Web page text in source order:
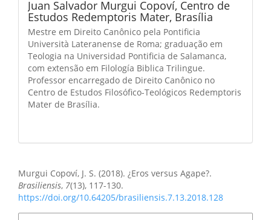
Juan Salvador Murgui Copoví, Centro de
Estudos Redemptoris Mater, Brasília
Mestre em Direito Canônico pela Pontificia
Università Lateranense de Roma; graduação em
Teologia na Universidad Pontificia de Salamanca,
com extensão em Filología Biblica Trilingue.
Professor encarregado de Direito Canônico no
Centro de Estudos Filosófico-Teológicos Redemptoris
Mater de Brasília.
Murgui Copoví, J. S. (2018). ¿Eros versus Agape?.
Brasiliensis, 7(13), 117-130.
https://doi.org/10.64205/brasiliensis.7.13.2018.128